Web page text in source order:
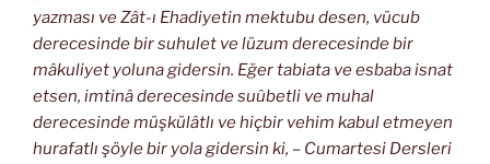
yazması ve Zât-ı Ehadiyetin mektubu desen, vücub
derecesinde bir suhulet ve lüzum derecesinde bir
mâkuliyet yoluna gidersin. Eğer tabiata ve esbaba isnat
etsen, imtinâ derecesinde suûbetli ve muhal
derecesinde müşkülâtlı ve hiçbir vehim kabul etmeyen
hurafatlı şöyle bir yola gidersin ki, – Cumartesi Dersleri